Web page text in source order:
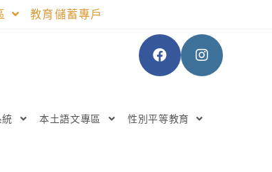
教育儲蓄專戶
本土語文專區 性別平等教育